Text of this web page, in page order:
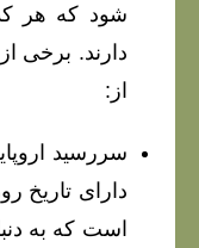
شود که هر
دارند. برخی
از:
سررسید
دارای تاریخ
است که به